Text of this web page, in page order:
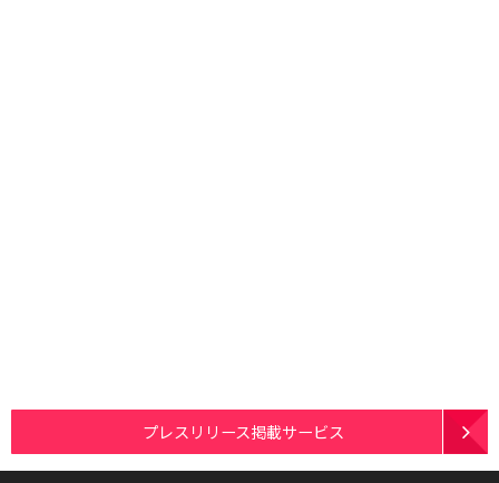
プレスリリース掲載サービス